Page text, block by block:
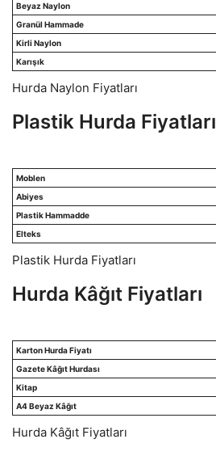
Beyaz Naylon
Granül Hammade
Kirli Naylon
Karışık
Hurda Naylon Fiyatları
Plastik Hurda Fiyatları
Moblen
Abiyes
Plastik Hammadde
Elteks
Plastik Hurda Fiyatları
Hurda Kâğıt Fiyatları
Karton Hurda Fiyatı
Gazete Kâğıt Hurdası
Kitap
A4 Beyaz Kâğıt
Hurda Kâğıt Fiyatları